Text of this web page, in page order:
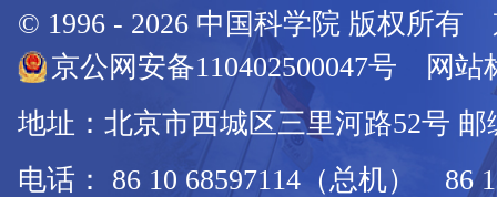
© 1996 - 2026 中国科学院 版权所有
京公网安备110402500047号 网站
地址：北京市西城区三里河路52号 邮
电话： 86 10 68597114（总机） 86